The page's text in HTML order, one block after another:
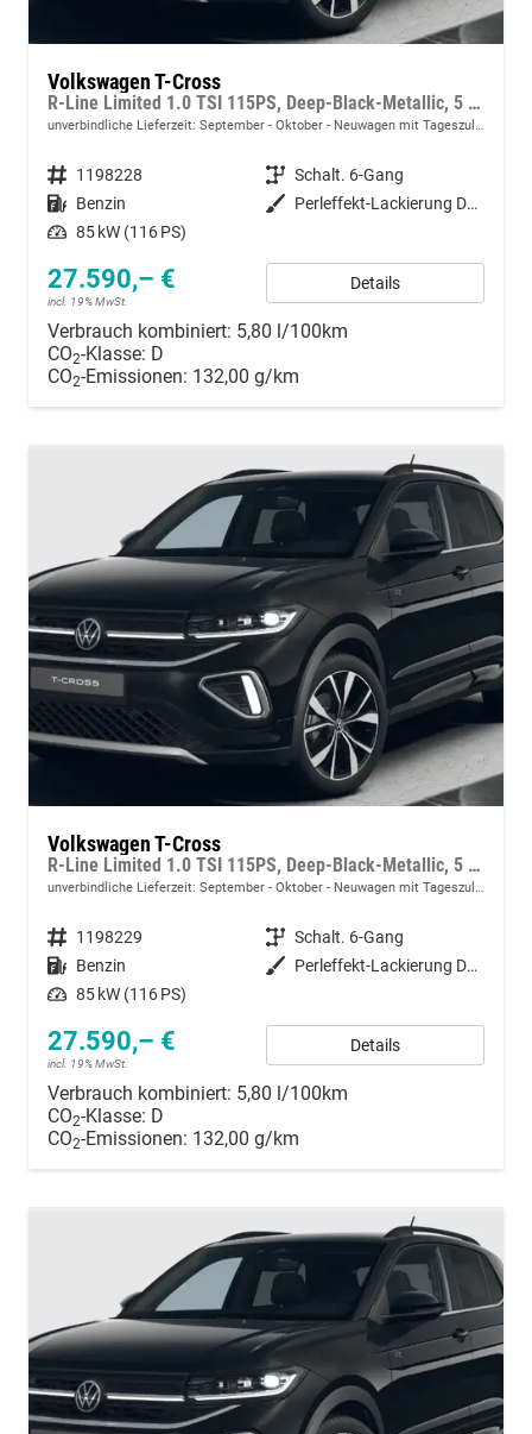
Volkswagen T-Cross
R-Line Limited 1.0 TSI 115PS, Deep-Black-Metallic, 5 JAHRE GARANTIE, ANHÄNGERKUPPLUNG, CLIMATRONIC, SITZHEIZUNG, 18" Alu, MATRIX-LED, Adaptiver Tempomat ACC, Parksensoren, Rückfahrkamera, Keyless, Abgedunkelte Scheiben, Radio "Ready2Discover" + App-Connect
unverbindliche Lieferzeit: September - Oktober Neuwagen mit Tageszulassung
Fahrzeugnummer 1198228 Getriebe Schalt. 6-Gang
Kraftstoff Benzin Außenfarbe
Perleffekt-Lackierung Deep-Black
Leistung 85 kW (116 PS)
27.590,– €
incl. 19% MwSt.
Details
Verbrauch kombiniert: 5,80 l/100km
CO2-Klasse: D
CO2-Emissionen: 132,00 g/km
Volkswagen T-Cross
R-Line Limited 1.0 TSI 115PS, Deep-Black-Metallic, 5 JAHRE GARANTIE, ANHÄNGERKUPPLUNG, CLIMATRONIC, SITZHEIZUNG, 18" Alu, MATRIX-LED, Adaptiver Tempomat ACC, Parksensoren, Rückfahrkamera, Keyless, Abgedunkelte Scheiben, Radio "Ready2Discover" + App-Connect
unverbindliche Lieferzeit: September - Oktober Neuwagen mit Tageszulassung
Fahrzeugnummer 1198229 Getriebe Schalt. 6-Gang
Kraftstoff Benzin Außenfarbe
Perleffekt-Lackierung Deep-Black
Leistung 85 kW (116 PS)
27.590,– €
incl. 19% MwSt.
Details
Verbrauch kombiniert: 5,80 l/100km
CO2-Klasse: D
CO2-Emissionen: 132,00 g/km